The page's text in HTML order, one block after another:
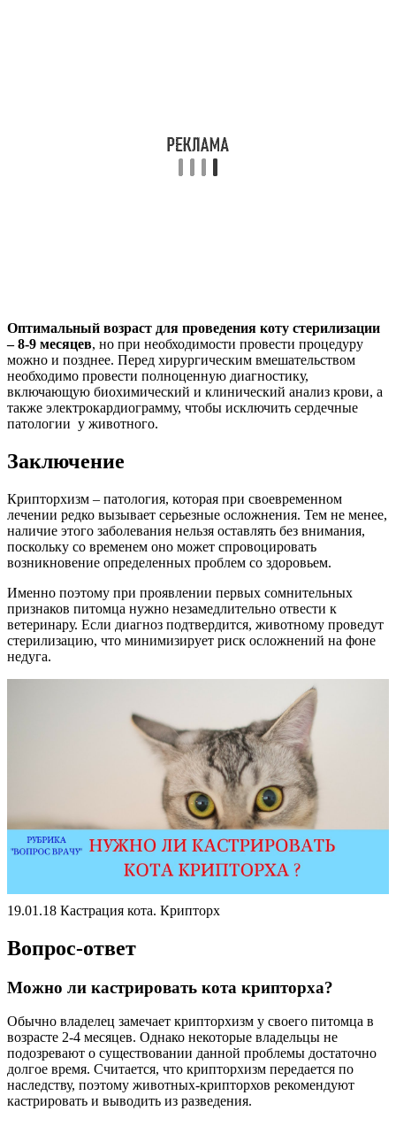
Оптимальный возраст для проведения коту стерилизации
– 8-9 месяцев, но при необходимости провести процедуру
можно и позднее. Перед хирургическим вмешательством
необходимо провести полноценную диагностику,
включающую биохимический и клинический анализ крови, а
также электрокардиограмму, чтобы исключить сердечные
патологии у животного.
Заключение
Крипторхизм – патология, которая при своевременном
лечении редко вызывает серьезные осложнения. Тем не менее,
наличие этого заболевания нельзя оставлять без внимания,
поскольку со временем оно может спровоцировать
возникновение определенных проблем со здоровьем.
Именно поэтому при проявлении первых сомнительных
признаков питомца нужно незамедлительно отвести к
ветеринару. Если диагноз подтвердится, животному проведут
стерилизацию, что минимизирует риск осложнений на фоне
недуга.
19.01.18 Кастрация кота. Крипторх
Вопрос-ответ
Можно ли кастрировать кота крипторха?
Обычно владелец замечает крипторхизм у своего питомца в
возрасте 2-4 месяцев. Однако некоторые владельцы не
подозревают о существовании данной проблемы достаточно
долгое время. Считается, что крипторхизм передается по
наследству, поэтому животных-крипторхов рекомендуют
кастрировать и выводить из разведения.